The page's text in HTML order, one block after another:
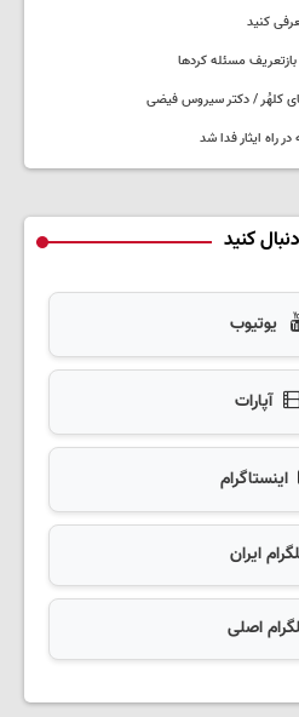
کنید
مسئله کردها
کلهُر / دکتر سیروس فیضی
راه ایثار فدا شد
کنید
یوتیوب
آپارات
اینستاگرام
ایران
اصلی